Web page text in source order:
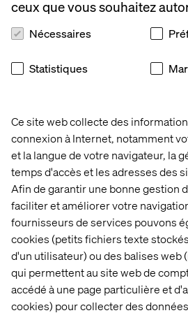
Ce site web collecte des
connexion à Internet, notamment
et la langue de votre navigateur, la
temps d'accès et les adresses des
Afin de garantir une bonne gestion
faciliter et améliorer votre
fournisseurs de services pouvons
cookies (petits fichiers texte
d'un utilisateur) ou des balises web
qui permettent au site web de
accédé à une page particulière et
cookies) pour collecter des
ceux que vous souhaitez
Nécessaires
Statistiques
#LI-DNI
Accueil
À propos
Bureaux
Carrières